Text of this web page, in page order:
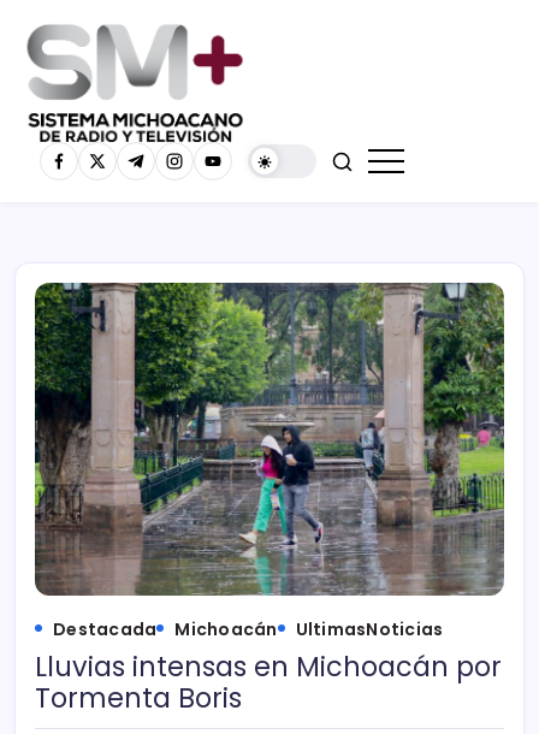
Destacada Michoacán UltimasNoticias
Lluvias intensas en Michoacán por
Tormenta Boris